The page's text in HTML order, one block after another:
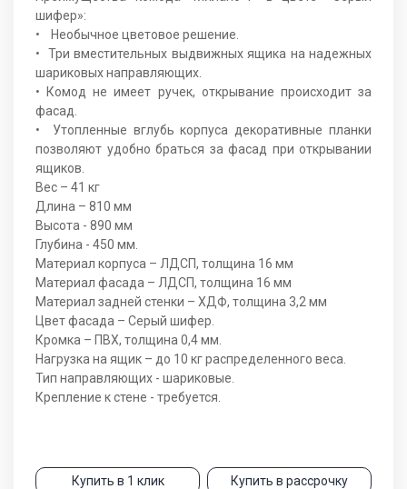
шифер»:
• Необычное цветовое решение.
• Три вместительных выдвижных ящика на надежных
шариковых направляющих.
• Комод не имеет ручек, открывание происходит за
фасад.
• Утопленные вглубь корпуса декоративные планки
позволяют удобно браться за фасад при открывании
ящиков.
Вес – 41 кг
Длина – 810 мм
Высота - 890 мм
Глубина - 450 мм.
Материал корпуса – ЛДСП, толщина 16 мм
Материал фасада – ЛДСП, толщина 16 мм
Материал задней стенки – ХДФ, толщина 3,2 мм
Цвет фасада – Серый шифер.
Кромка – ПВХ, толщина 0,4 мм.
Нагрузка на ящик – до 10 кг распределенного веса.
Тип направляющих - шариковые.
Крепление к стене - требуется.
Купить в 1 клик Купить в рассрочку